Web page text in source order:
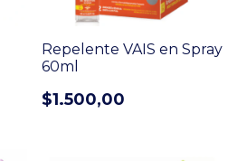
Repelente VAIS en Spray
60ml
$1.500,00